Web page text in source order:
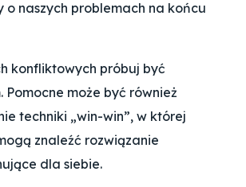
o naszych problemach na końcu
konfliktowych próbuj być
Pomocne może być również
techniki „win-win”, w której
znaleźć rozwiązanie
dla siebie.